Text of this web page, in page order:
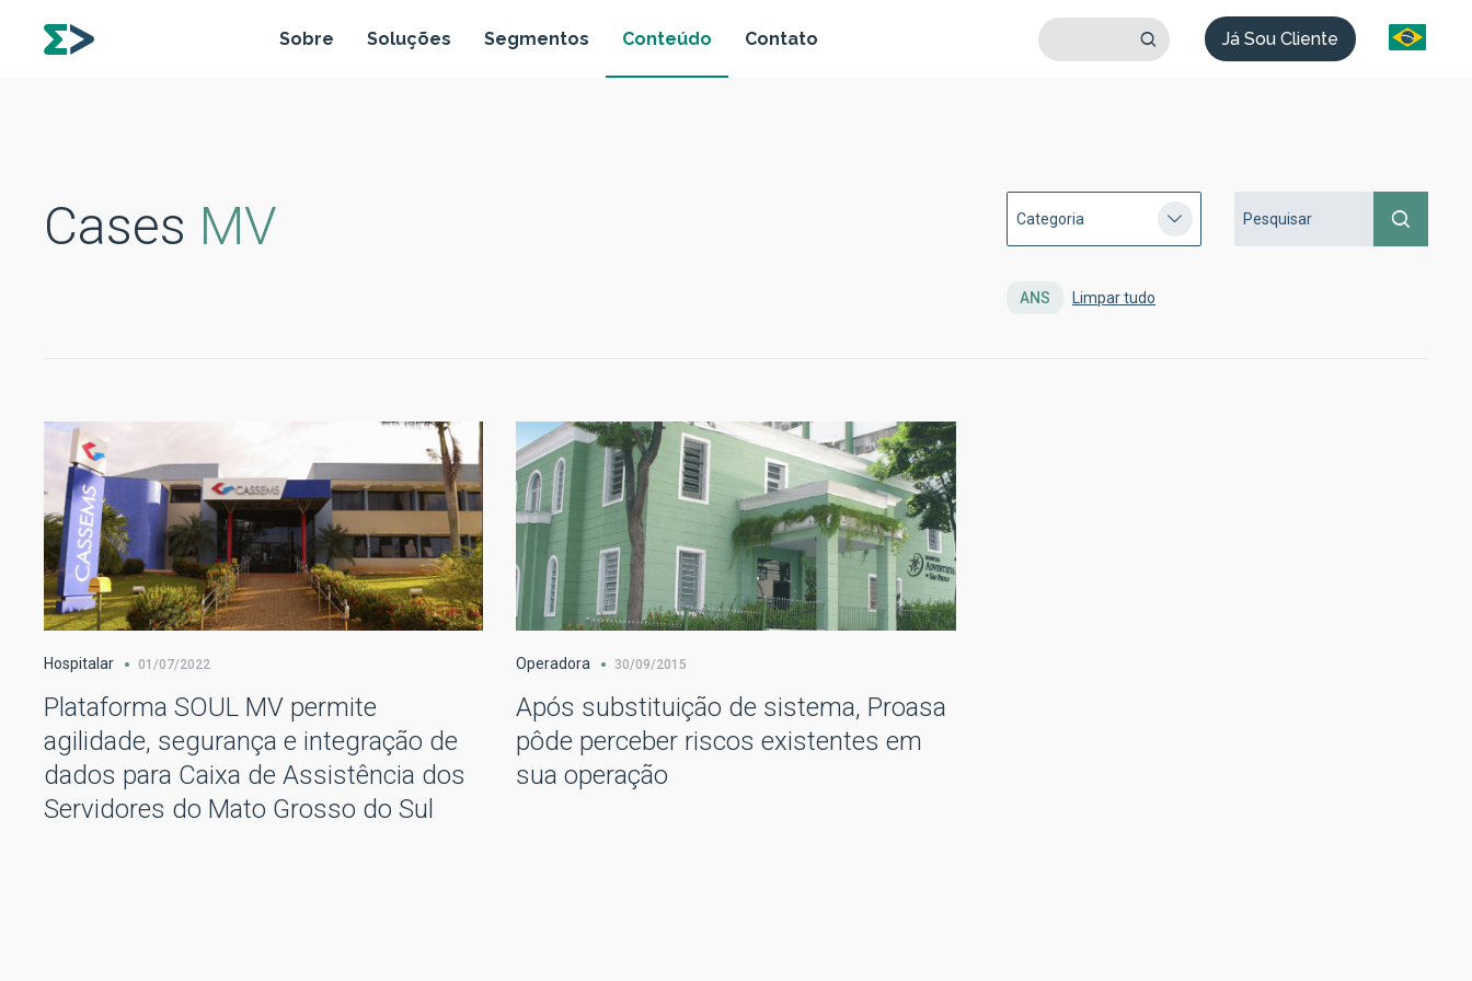
Sobre Soluções Segmentos Conteúdo Contato Já Sou Cliente
Cases MV
ANS Limpar tudo
Hospitalar 01/07/2022
Plataforma SOUL MV permite
agilidade, segurança e integração de
dados para Caixa de Assistência dos
Servidores do Mato Grosso do Sul
Operadora 30/09/2015
Após substituição de sistema, Proasa
pôde perceber riscos existentes em
sua operação